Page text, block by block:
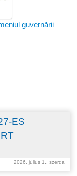
guvernării
ES
2026. július 1., szerda